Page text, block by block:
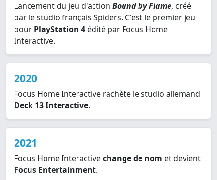
Lancement du jeu d'action Bound by Flame, créé
par le studio français Spiders. C'est le premier jeu
pour PlayStation 4 édité par Focus Home
Interactive.
2020
Focus Home Interactive rachète le studio allemand
Deck 13 Interactive.
2021
Focus Home Interactivechange de nom et devient
Focus Entertainment.